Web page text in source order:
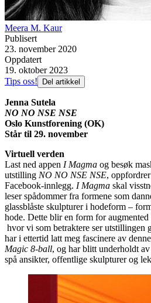
Meera M. Kaur
Publisert
23. november 2020
Oppdatert
19. oktober 2023
Tips oss!
Del artikkel
Jenna Sutela
NO NO NSE NSE
Oslo Kunstforening (OK)
Står til 29. november
Virtuell verden
Last ned appen I Magma og besøk
utstilling NO NO NSE NSE,
Facebook-innlegg. I Magma skal
leser spådommer fra formene som
glassblåste skulpturer i hodeform –
hode. Dette blir en form for
hvor vi som betraktere ser utstillingen
har i ettertid latt meg fascinere av
Magic 8-ball, og har blitt underholdt
spå ansikter, offentlige skulpturer og